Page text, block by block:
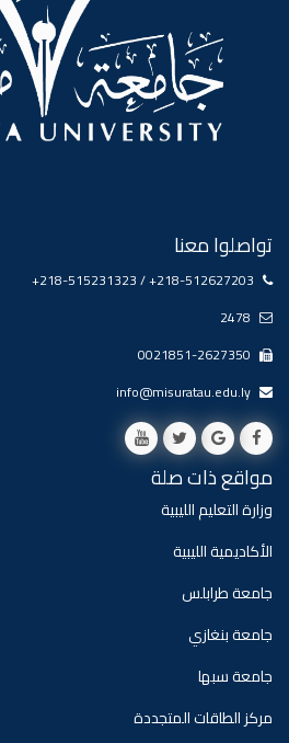
تواصلوا معنا
+218-515231323 / +218-512627203
2478
0021851-2627350
info@misuratau.edu.ly
مواقع ذات صلة
وزارة التعليم الليبية
الأكاديمية الليبية
جامعة طرابلس
جامعة بنغازي
جامعة سبها
مركز الطاقات المتجددة